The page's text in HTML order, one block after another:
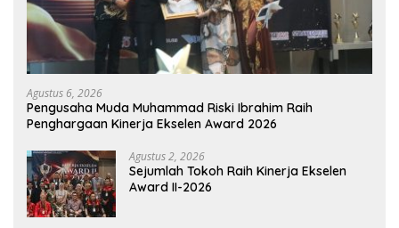
Agustus 6, 2026
Pengusaha Muda Muhammad Riski Ibrahim Raih
Penghargaan Kinerja Ekselen Award 2026
Agustus 2, 2026
Sejumlah Tokoh Raih Kinerja Ekselen
Award II-2026